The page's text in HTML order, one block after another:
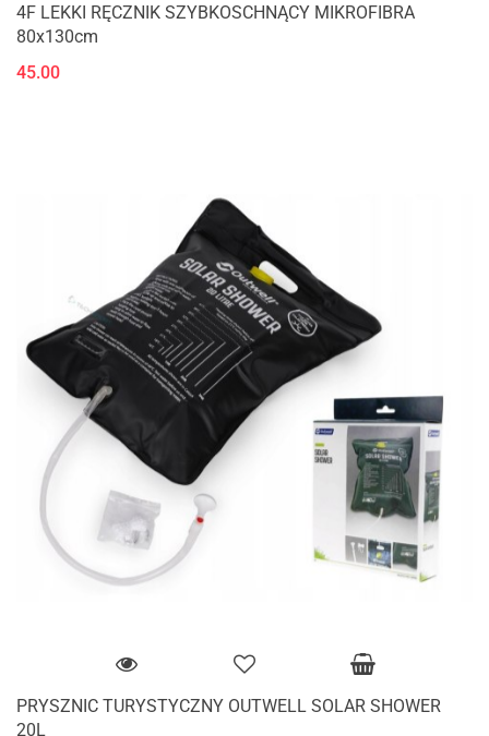
4F LEKKI RĘCZNIK SZYBKOSCHNĄCY MIKROFIBRA
80x130cm
45.00
PRYSZNIC TURYSTYCZNY OUTWELL SOLAR SHOWER
20L